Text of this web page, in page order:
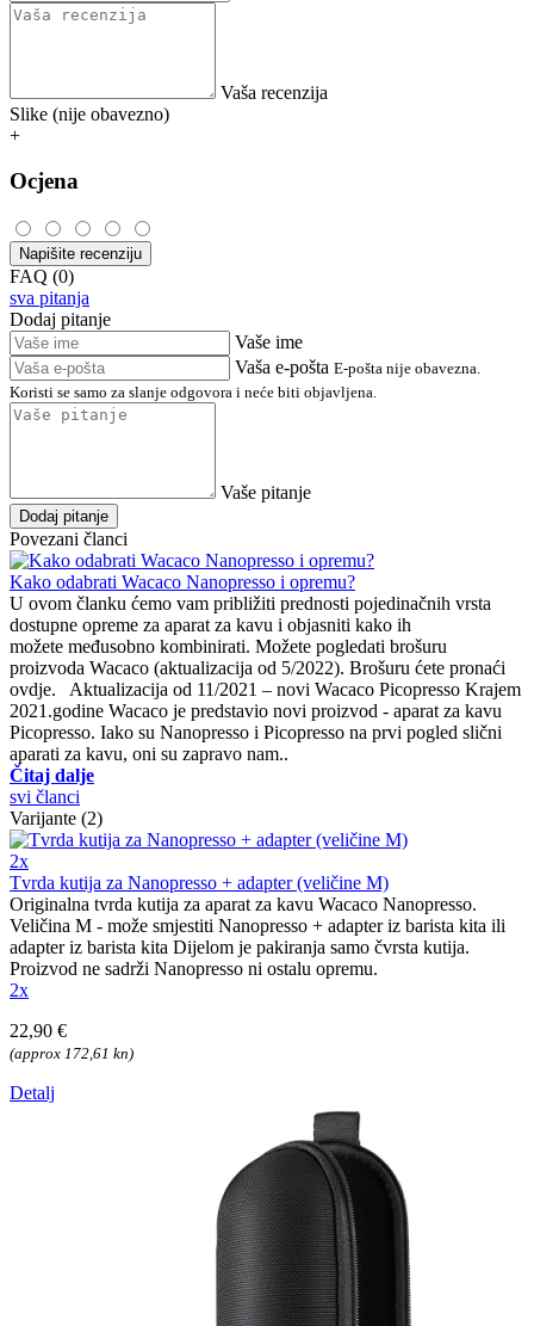
Vaša recenzija
Slike (nije obavezno)
+
Ocjena
Napišite recenziju
FAQ (0)
sva pitanja
Dodaj pitanje
Vaše ime
Vaša e-pošta E-pošta nije obavezna.
Koristi se samo za slanje odgovora i neće biti objavljena.
Vaše pitanje
Dodaj pitanje
Povezani članci
Kako odabrati Wacaco Nanopresso i opremu?
U ovom članku ćemo vam približiti prednosti pojedinačnih vrsta
dostupne opreme za aparat za kavu i objasniti kako ih
možete međusobno kombinirati. Možete pogledati brošuru
proizvoda Wacaco (aktualizacija od 5/2022). Brošuru ćete pronaći
ovdje. Aktualizacija od 11/2021 – novi Wacaco Picopresso Krajem
2021.godine Wacaco je predstavio novi proizvod - aparat za kavu
Picopresso. Iako su Nanopresso i Picopresso na prvi pogled slični
aparati za kavu, oni su zapravo nam..
Čitaj dalje
svi članci
Varijante (2)
2x
Tvrda kutija za Nanopresso + adapter (veličine M)
Originalna tvrda kutija za aparat za kavu Wacaco Nanopresso.
Veličina M - može smjestiti Nanopresso + adapter iz barista kita ili
adapter iz barista kita Dijelom je pakiranja samo čvrsta kutija.
Proizvod ne sadrži Nanopresso ni ostalu opremu.
2x
22,90 €
(approx 172,61 kn)
Detalj